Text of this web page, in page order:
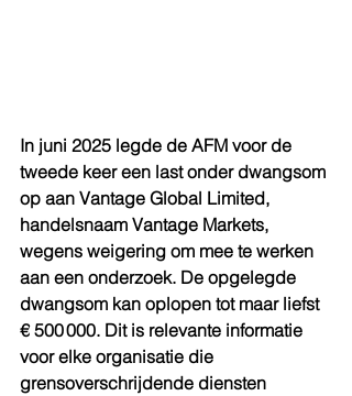
In juni 2025 legde de AFM voor de
tweede keer een last onder dwangsom
op aan Vantage Global Limited,
handelsnaam Vantage Markets,
wegens weigering om mee te werken
aan een onderzoek. De opgelegde
dwangsom kan oplopen tot maar liefst
€ 500 000. Dit is relevante informatie
voor elke organisatie die
grensoverschrijdende diensten